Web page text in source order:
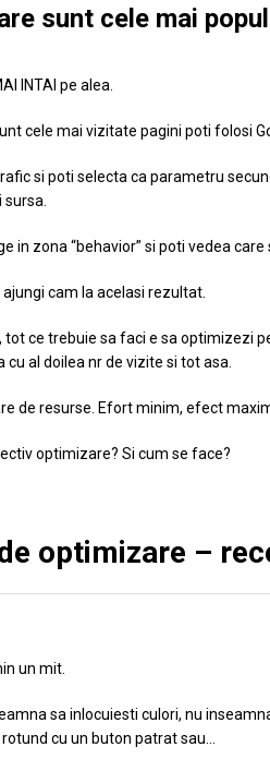
sunt cele mai
INTAI pe alea.
cele mai vizitate pagini poti folosi
si poti selecta ca parametru
in zona “behavior” si poti vedea
cam la acelasi rezultat.
tot ce trebuie sa faci e sa optimizezi
cu al doilea nr de vizite si tot asa.
de resurse. Efort minim, efect
optimizare? Si cum se face?
optimizare –
un mit.
sa inlocuiesti culori, nu
cu un buton patrat sau…